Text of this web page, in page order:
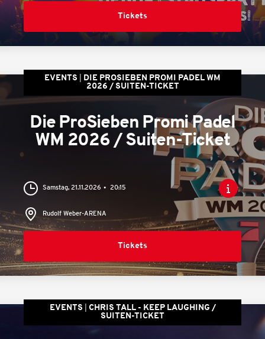
Tickets
EVENTS
DIE PROSIEBEN PROMI PADEL WM
2026 / SUITEN-TICKET
Die ProSieben Promi Padel
WM 2026 / Suiten-Ticket
Samstag, 21.11.2026 20:15
Rudolf Weber-ARENA
Tickets
EVENTS
CHRIS TALL - KEEP LAUGHING /
SUITEN-TICKET